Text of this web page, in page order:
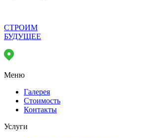
СТРОИМ
БУДУЩЕЕ
Меню
Галерея
Стоимость
Контакты
Услуги